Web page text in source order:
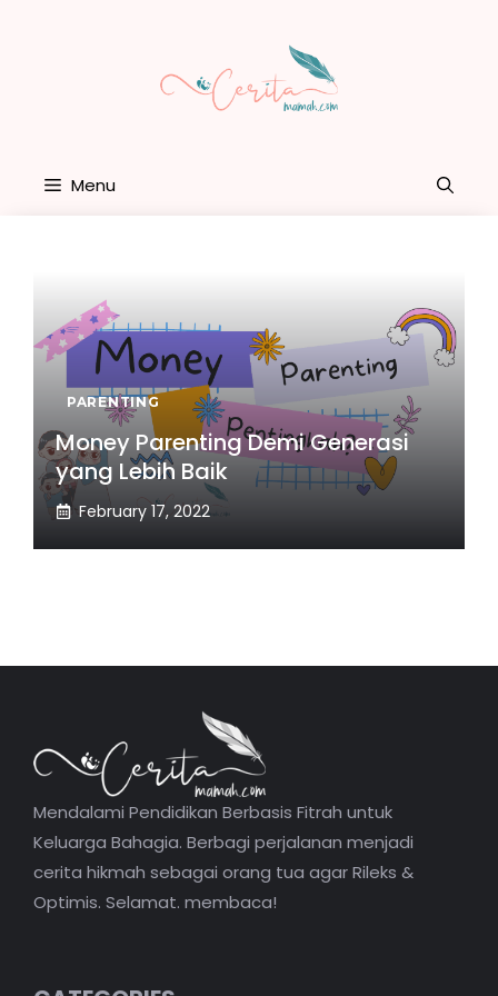
Menu
PARENTING
Money Parenting Demi Generasi
yang Lebih Baik
February 17, 2022
Mendalami Pendidikan Berbasis Fitrah untuk
Keluarga Bahagia. Berbagi perjalanan menjadi
cerita hikmah sebagai orang tua agar Rileks &
Optimis. Selamat. membaca!